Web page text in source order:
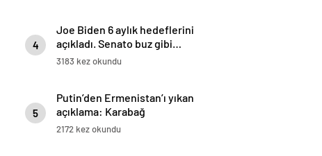
4
Joe Biden 6 aylık hedeflerini
açıkladı. Senato buz gibi…
3183 kez okundu
5
Putin’den Ermenistan’ı yıkan
açıklama: Karabağ
Azerbaycan’ın ayrılmaz bir
2172 kez okundu